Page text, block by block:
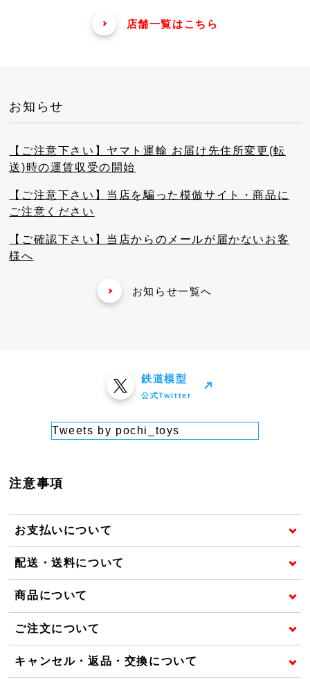
店舗一覧はこちら
お知らせ
【ご注意下さい】ヤマト運輸 お届け先住所変更(転
送)時の運賃収受の開始
【ご注意下さい】当店を騙った模倣サイト・商品に
ご注意ください
【ご確認下さい】当店からのメールが届かないお客
様へ
お知らせ一覧へ
鉄道模型
公式Twitter
Tweets by pochi_toys
注意事項
お支払いについて
配送・送料について
商品について
ご注文について
キャンセル・返品・交換について